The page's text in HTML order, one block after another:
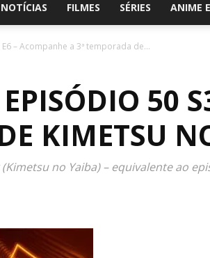
Galáxia:
NOTÍCIAS FILMES SÉRIES ANIME
– Acompanhe a 3ª temporada de...
50
KIMETSU
no Yaiba) – equivalente ao